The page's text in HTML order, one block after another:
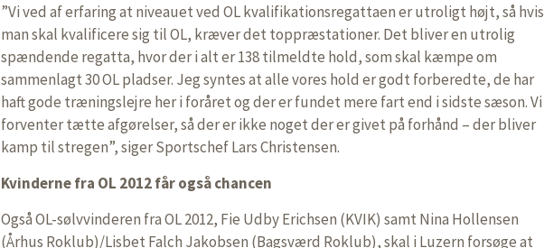
”Vi ved af erfaring at niveauet ved OL kvalifikationsregattaen er utroligt højt, så hvis
man skal kvalificere sig til OL, kræver det toppræstationer. Det bliver en utrolig
spændende regatta, hvor der i alt er 138 tilmeldte hold, som skal kæmpe om
sammenlagt 30 OL pladser. Jeg syntes at alle vores hold er godt forberedte, de har
haft gode træningslejre her i foråret og der er fundet mere fart end i sidste sæson. Vi
forventer tætte afgørelser, så der er ikke noget der er givet på forhånd – der bliver
kamp til stregen”, siger Sportschef Lars Christensen.
Kvinderne fra OL 2012 får også chancen
Også OL-sølvvinderen fra OL 2012, Fie Udby Erichsen (KVIK) samt Nina Hollensen
(Århus Roklub)/Lisbet Falch Jakobsen (Bagsværd Roklub), skal i Luzern forsøge at